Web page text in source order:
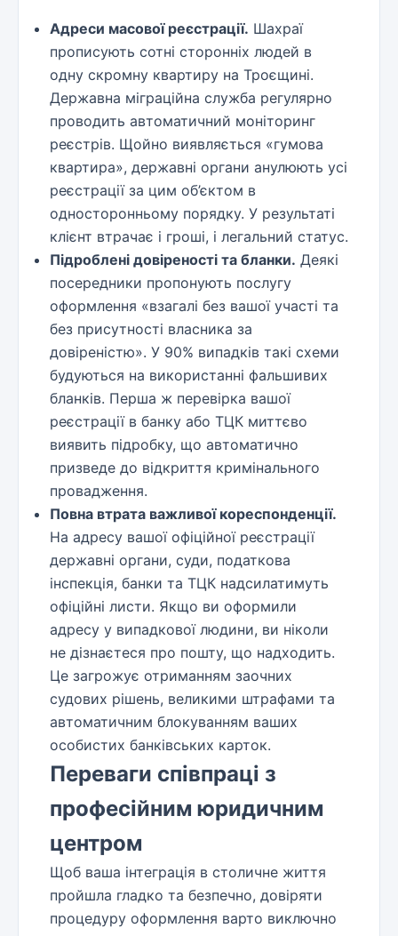
Адреси масової реєстрації. Шахраї
прописують сотні сторонніх людей в
одну скромну квартиру на Троєщині.
Державна міграційна служба регулярно
проводить автоматичний моніторинг
реєстрів. Щойно виявляється «гумова
квартира», державні органи анулюють усі
реєстрації за цим об’єктом в
односторонньому порядку. У результаті
клієнт втрачає і гроші, і легальний статус.
Підроблені довіреності та бланки. Деякі
посередники пропонують послугу
оформлення «взагалі без вашої участі та
без присутності власника за
довіреністю». У 90% випадків такі схеми
будуються на використанні фальшивих
бланків. Перша ж перевірка вашої
реєстрації в банку або ТЦК миттєво
виявить підробку, що автоматично
призведе до відкриття кримінального
провадження.
Повна втрата важливої кореспонденції.
На адресу вашої офіційної реєстрації
державні органи, суди, податкова
інспекція, банки та ТЦК надсилатимуть
офіційні листи. Якщо ви оформили
адресу у випадкової людини, ви ніколи
не дізнаєтеся про пошту, що надходить.
Це загрожує отриманням заочних
судових рішень, великими штрафами та
автоматичним блокуванням ваших
особистих банківських карток.
Переваги співпраці з
професійним юридичним
центром
Щоб ваша інтеграція в столичне життя
пройшла гладко та безпечно, довіряти
процедуру оформлення варто виключно